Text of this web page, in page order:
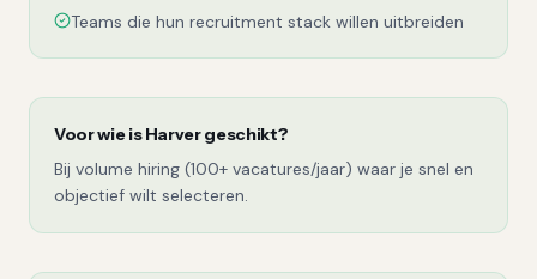
Teams die hun recruitment stack willen uitbreiden
Voor wie isHarvergeschikt?
Bij volume hiring (100+ vacatures/jaar) waar je snel en
objectief wilt selecteren.